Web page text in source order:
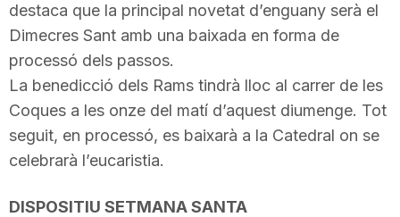
destaca que la principal novetat d’enguany serà el
Dimecres Sant amb una baixada en forma de
processó dels passos.
La benedicció dels Rams tindrà lloc al carrer de les
Coques a les onze del matí d’aquest diumenge. Tot
seguit, en processó, es baixarà a la Catedral on se
celebrarà l’eucaristia.
DISPOSITIU SETMANASANTA